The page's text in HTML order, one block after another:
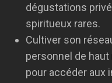
dégustations
spiritueux rares.
Cultiver son
personnel de
pour accéder aux